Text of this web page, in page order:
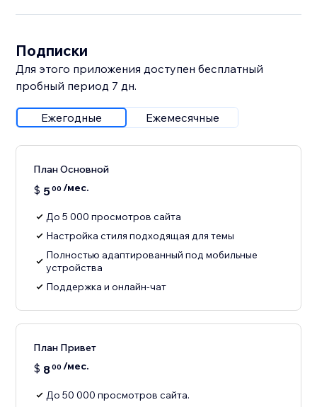
Подписки
Для этого приложения доступен бесплатный
пробный период 7 дн.
Ежегодные Ежемесячные
План Основной
$ 500 /мес.
До 5 000 просмотров сайта
Настройка стиля подходящая для темы
Полностью адаптированный под мобильные
устройства
Поддержка и онлайн-чат
План Привет
$ 800 /мес.
До 50 000 просмотров сайта.